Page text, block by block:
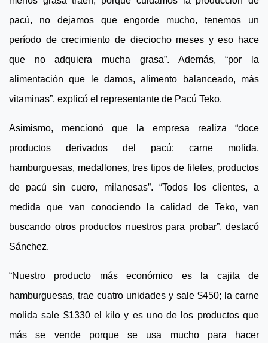
pacú, no dejamos que engorde mucho, tenemos un
período de crecimiento de dieciocho meses y eso hace
que no adquiera mucha grasa”. Además, “por la
alimentación que le damos, alimento balanceado, más
vitaminas”, explicó el representante de Pacú Teko.
Asimismo, mencionó que la empresa realiza “doce
productos derivados del pacú: carne molida,
hamburguesas, medallones, tres tipos de filetes, productos
de pacú sin cuero, milanesas”. “Todos los clientes, a
medida que van conociendo la calidad de Teko, van
buscando otros productos nuestros para probar”, destacó
Sánchez.
“Nuestro producto más económico es la cajita de
hamburguesas, trae cuatro unidades y sale $450; la carne
molida sale $1330 el kilo y es uno de los productos que
más se vende porque se usa mucho para hacer